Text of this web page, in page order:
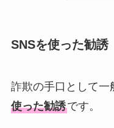
SNSを使った勧誘
詐欺の手口として一
使った勧誘です。